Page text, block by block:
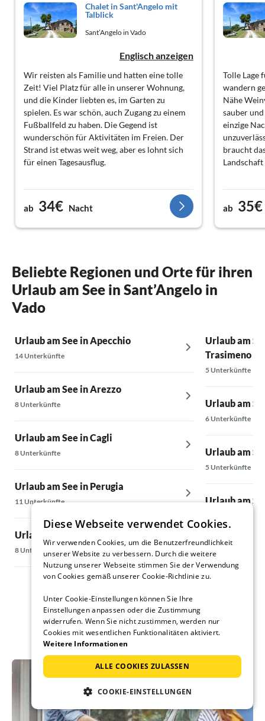
Chalet in Sant'Angelo mit
Talblick
Sant’Angelo in Vado
Englisch anzeigen
Wir reisten als Familie und hatten eine tolle
Zeit! Viel Platz für alle in unserer Wohnung,
und die Kinder liebten es, im Garten zu
spielen. Es war schön, auch Zugang zu einem
Fußballfeld zu haben. Die Gegend ist
wunderschön für Aktivitäten im Freien. Der
Strand ist etwas weit weg, aber es lohnt sich
für einen Tagesausflug.
ab 34€ Nacht
Tolle Lage
wandern
Nähe
sauber
einzige
braucht
Landschaft
ab 35€
Beliebte Regionen und Orte für ihren
Urlaub am See in Sant’Angelo in
Vado
Urlaub am See in Apecchio
14 Unterkünfte
Urlaub am See in Arezzo
8 Unterkünfte
Urlaub am See in Cagli
8 Unterkünfte
Urlaub am See in Perugia
11 Unterkünfte
Urlaub am See in Poppi
8 Unterkünfte
Urlaub am
Trasimeno
5 Unterkünfte
Urlaub am
6 Unterkünfte
Urlaub am
5 Unterkünfte
Urlaub am
Urlaub am
5 Unterkünfte
Diese Webseite verwendet Cookies.
Wir verwenden Cookies, um die Benutzerfreundlichkeit
unserer Website zu verbessern. Durch die weitere
Nutzung unserer Webseite stimmen Sie der Verwendung
von Cookies gemäß unserer Cookie-Richtlinie zu.
Unter Cookie-Einstellungen können Sie Ihre
Einstellungen anpassen oder die Zustimmung
widerrufen. Wenn Sie nicht zustimmen, werden nur
Cookies mit wesentlichen Funktionalitäten aktiviert.
Weitere Informationen
ALLE COOKIES ZULASSEN
COOKIE-EINSTELLUNGEN